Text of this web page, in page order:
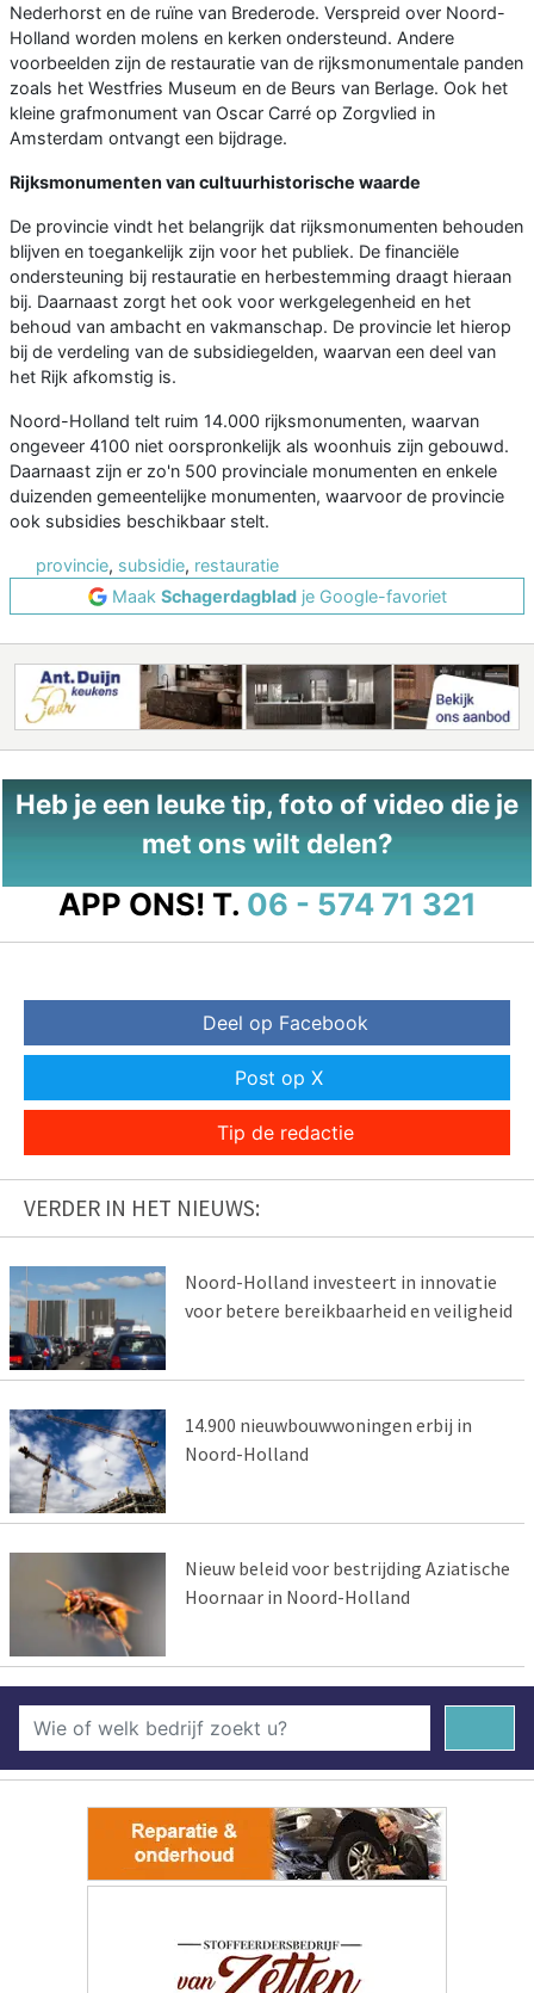
Nederhorst en de ruïne van Brederode. Verspreid over Noord-
Holland worden molens en kerken ondersteund. Andere
voorbeelden zijn de restauratie van de rijksmonumentale panden
zoals het Westfries Museum en de Beurs van Berlage. Ook het
kleine grafmonument van Oscar Carré op Zorgvlied in
Amsterdam ontvangt een bijdrage.
Rijksmonumenten van cultuurhistorische waarde
De provincie vindt het belangrijk dat rijksmonumenten behouden
blijven en toegankelijk zijn voor het publiek. De financiële
ondersteuning bij restauratie en herbestemming draagt hieraan
bij. Daarnaast zorgt het ook voor werkgelegenheid en het
behoud van ambacht en vakmanschap. De provincie let hierop
bij de verdeling van de subsidiegelden, waarvan een deel van
het Rijk afkomstig is.
Noord-Holland telt ruim 14.000 rijksmonumenten, waarvan
ongeveer 4100 niet oorspronkelijk als woonhuis zijn gebouwd.
Daarnaast zijn er zo'n 500 provinciale monumenten en enkele
duizenden gemeentelijke monumenten, waarvoor de provincie
ook subsidies beschikbaar stelt.
provincie, subsidie, restauratie
Maak Schagerdagbladje Google-favoriet
Heb je een leuke tip, foto of video die je
met ons wilt delen?
APP ONS! T. 06 - 574 71 321
Deel op Facebook
Post op X
Tip de redactie
VERDER IN HET NIEUWS:
Noord-Holland investeert in innovatie
voor betere bereikbaarheid en veiligheid
14.900 nieuwbouwwoningen erbij in
Noord-Holland
Nieuw beleid voor bestrijding Aziatische
Hoornaar in Noord-Holland